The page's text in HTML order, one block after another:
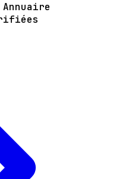
Annuaire